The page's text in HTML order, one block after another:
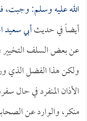
الله عليه وسلم: وجبت،
أيضاً في حديثأبي
عن بعض السلف التخيير
ولكن هذا الفضل الذي
الأذان المنفرد في حال
منكر، والوارد عن